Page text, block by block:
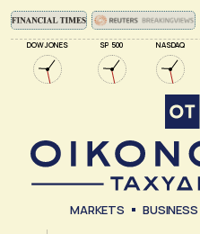
DOW JONES SP 500 NASDAQ
MARKETS BUSINESS